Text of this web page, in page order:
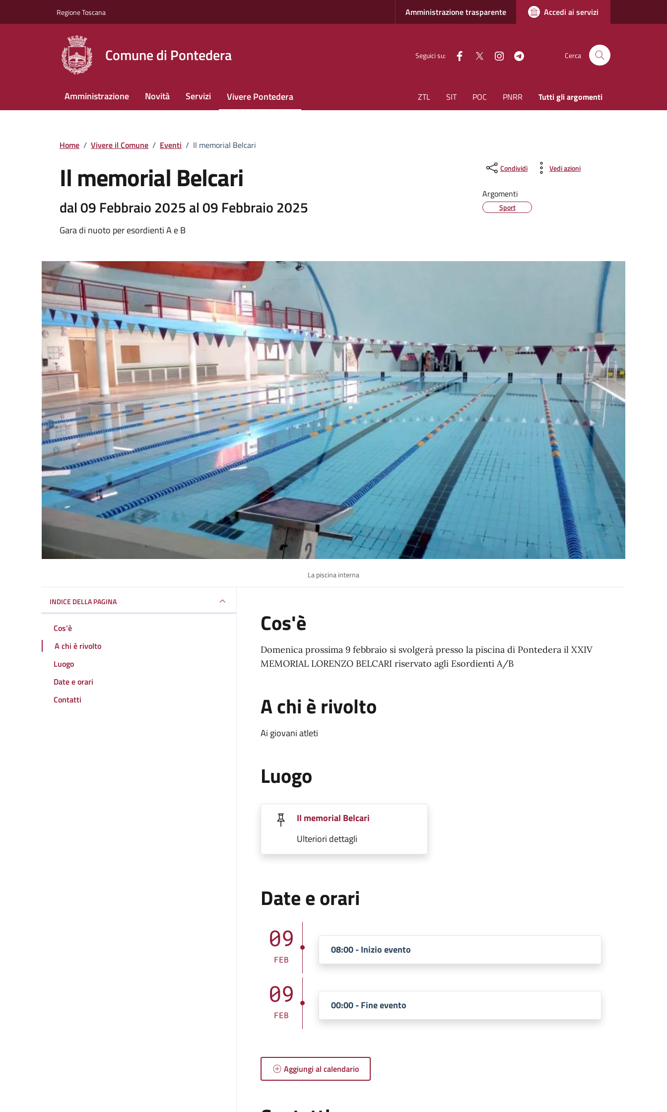
Regione Toscana Amministrazione trasparente Accedi ai servizi
Comune di Pontedera Seguici su: facebook
Twitter instagram Cerca
Amministrazione Novità Servizi Vivere Pontedera ZTL SIT POC PNRR Tutti gli argomenti
Home / Vivere il Comune / Eventi / Il memorial Belcari
Il memorial Belcari
dal 09 Febbraio 2025 al 09 Febbraio 2025
Gara di nuoto per esordienti A e B
Condividi Vedi azioni
Argomenti
Sport
La piscina interna
INDICE DELLA PAGINA
Cos'è
A chi è rivolto
Luogo
Date e orari
Contatti
Cos'è
Domenica prossima 9 febbraio si svolgerà presso la piscina di Pontedera il XXIV
MEMORIAL LORENZO BELCARI riservato agli Esordienti A/B
A chi è rivolto
Ai giovani atleti
Luogo
Il memorial Belcari
Ulteriori dettagli
Date e orari
09
FEB
08:00 - Inizio evento
09
FEB
00:00 - Fine evento
Aggiungi al calendario